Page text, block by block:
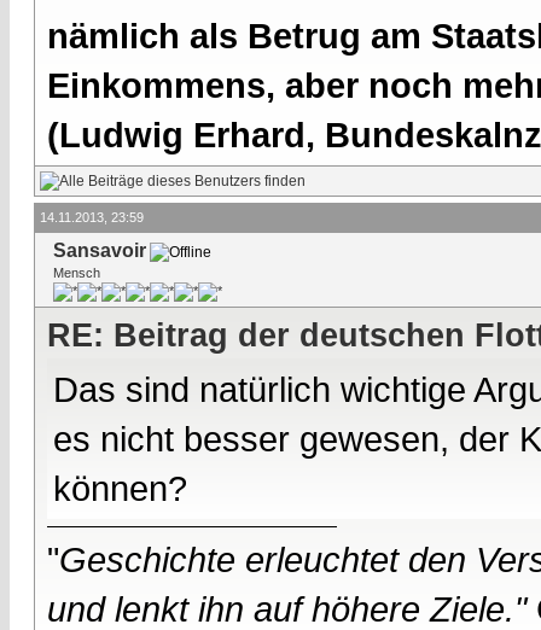
nämlich als Betrug am
Einkommens, aber noch
(Ludwig Erhard,
14.11.2013, 23:59
Sansavoir
Mensch
RE: Beitrag der deutschen
Das sind natürlich wichtige
es nicht besser gewesen, der
können?
"Geschichte erleuchtet den
und lenkt ihn auf höhere Ziele."